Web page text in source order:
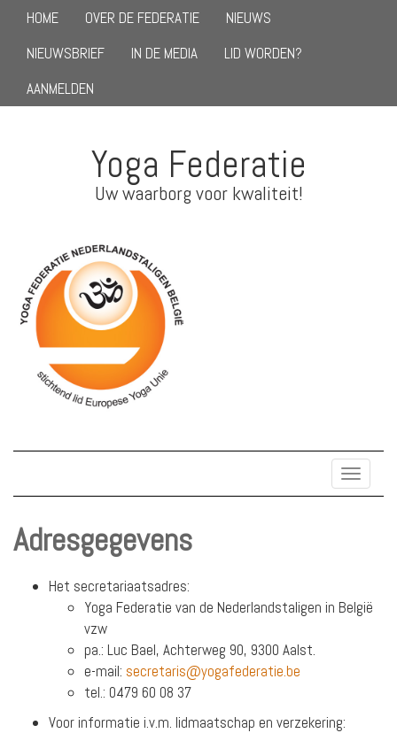
HOME OVER DE FEDERATIE
NIEUWS
NIEUWSBRIEF
IN DE MEDIA
LID WORDEN?
AANMELDEN
Yoga Federatie
Uw waarborg voor kwaliteit!
Toggle
Adresgegevens
Het secretariaatsadres:
Yoga Federatie van de Nederlandstaligen in België
vzw
pa.: Luc Bael, Achterweg 90, 9300 Aalst.
e-mail: secretaris@yogafederatie.be
tel.: 0479 60 08 37
Voor informatie i.v.m. lidmaatschap en verzekering: